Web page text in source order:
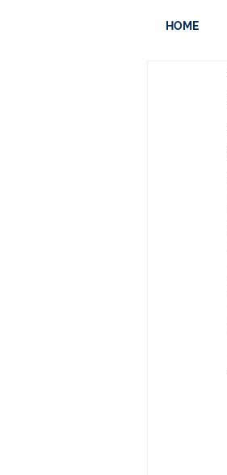
HOME